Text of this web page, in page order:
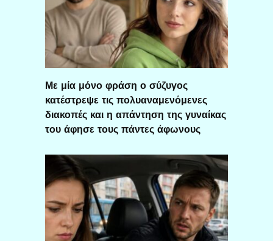
Με μία μόνο φράση ο σύζυγος
κατέστρεψε τις πολυαναμενόμενες
διακοπές και η απάντηση της γυναίκας
του άφησε τους πάντες άφωνους